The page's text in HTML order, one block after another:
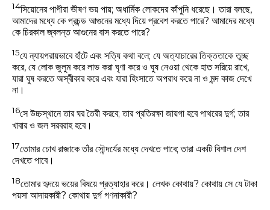
14সিয়োনের পাপীরা ভীষণ ভয় পায়; অধার্মিক লোকদের কাঁপুনি ধরেছে। তারা বলছে,
আমাদের মধ্যে কে প্রচন্ড আগুনের মধ্যে দিয়ে প্রবেশ করতে পারে? আমাদের মধ্যে
কে চিরকাল জ্বলন্ত আগুনের বাস করতে পারে?
15যে ন্যায়পরায়ভাবে হাঁটে এবং সত্যি কথা বলে; যে অত্যাচারের তিক্ততাকে তুচ্ছ
করে, যে লোক জুলুম করে লাভ করা ঘৃণা করে ও ঘুষ নেওয়া থেকে হাত সরিয়ে রাখে,
যারা ঘুষ করতে অস্বীকার করে এবং যারা হিংসাতে অপরাধ করে না ও মন্দ কাজ দেখে
না।
16সে উচ্চস্থানে তার ঘর তৈরী করবে; তার প্রতিরক্ষা জায়গা হবে পাথরের দুর্গ; তার
খাবার ও জল সরবরাহ হবে।
17তোমার চোখ রাজাকে তাঁর সৌন্দর্যের মধ্যে দেখতে পাবে; তারা একটি বিশাল দেশ
দেখতে পাবে।
18তোমার হৃদয়ে ভয়ের বিষয়ে প্রত্যাহার করে। লেখক কোথায়? কোথায় সে যে টাকা
পয়সা আদায়কারী? কোথায় দুর্গ গণনাকারী?